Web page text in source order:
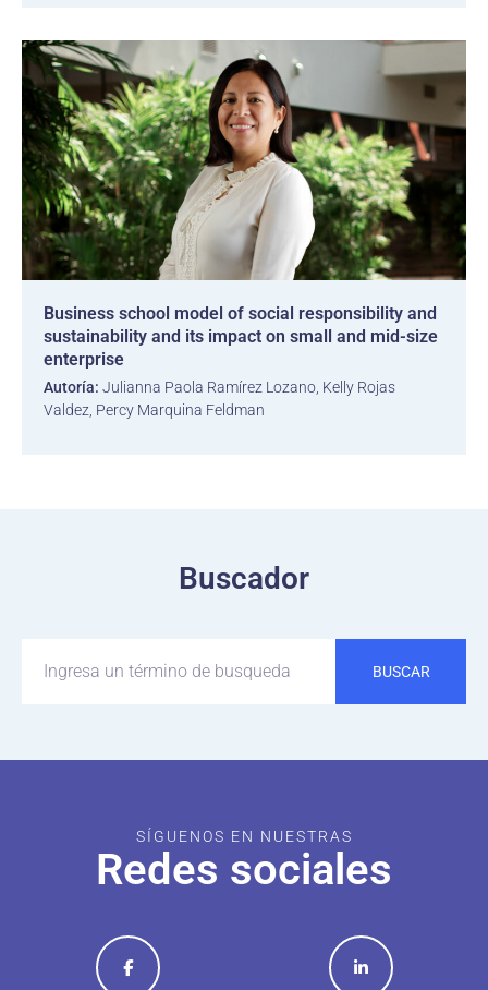
Business school model of social responsibility and
sustainability and its impact on small and mid-size
enterprise
Autoría: Julianna Paola Ramírez Lozano, Kelly Rojas
Valdez, Percy Marquina Feldman
Buscador
BUSCAR
SÍGUENOS EN NUESTRAS
Redes sociales